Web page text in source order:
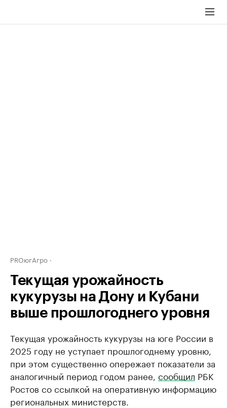
PROюгАгро
Текущая урожайность
кукурузы на Дону и Кубани
выше прошлогоднего уровня
Текущая урожайность кукурузы на юге России в
2025 году не уступает прошлогоднему уровню,
при этом существенно опережает показатели за
аналогичный период годом ранее, сообщил РБК
Ростов со ссылкой на оперативную информацию
региональных министерств.